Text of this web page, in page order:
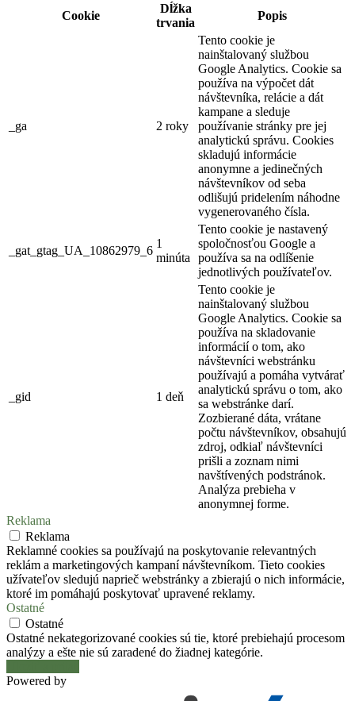
Cookie
Dĺžka
trvania
Popis
_ga 2 roky
Tento cookie je
nainštalovaný službou
Google Analytics. Cookie sa
používa na výpočet dát
návštevníka, relácie a dát
kampane a sleduje
používanie stránky pre jej
analytickú správu. Cookies
skladujú informácie
anonymne a jedinečných
návštevníkov od seba
odlišujú pridelením náhodne
vygenerovaného čísla.
_gat_gtag_UA_10862979_6
1
minúta
Tento cookie je nastavený
spoločnosťou Google a
používa sa na odlíšenie
jednotlivých používateľov.
_gid 1 deň
Tento cookie je
nainštalovaný službou
Google Analytics. Cookie sa
používa na skladovanie
informácií o tom, ako
návštevníci webstránku
používajú a pomáha vytvárať
analytickú správu o tom, ako
sa webstránke darí.
Zozbierané dáta, vrátane
počtu návštevníkov, obsahujú
zdroj, odkiaľ návštevníci
prišli a zoznam nimi
navštívených podstránok.
Analýza prebieha v
anonymnej forme.
Reklama
Reklama
Reklamné cookies sa používajú na poskytovanie relevantných
reklám a marketingových kampaní návštevníkom. Tieto cookies
užívateľov sledujú naprieč webstránky a zbierajú o nich informácie,
ktoré im pomáhajú poskytovať upravené reklamy.
Ostatné
Ostatné
Ostatné nekategorizované cookies sú tie, ktoré prebiehajú procesom
analýzy a ešte nie sú zaradené do žiadnej kategórie.
Powered by